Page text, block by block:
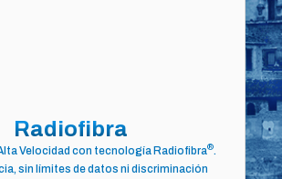
Radiofibra
Velocidad con tecnología Radiofibra®.
sin límites de datos ni discriminación